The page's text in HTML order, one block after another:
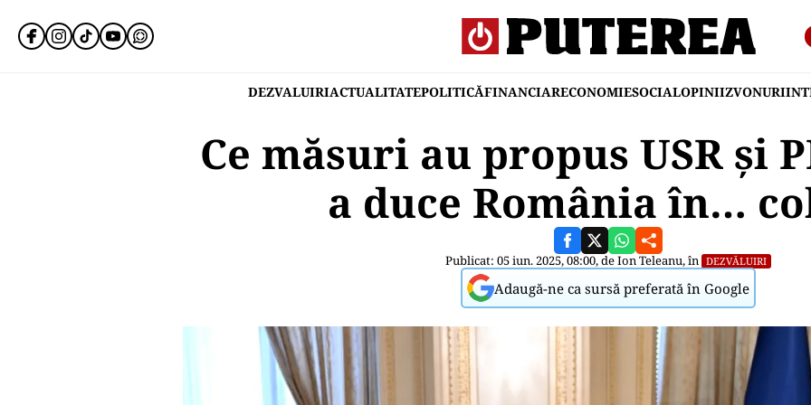
DEZVALUIRIACTUALITATEPOLITICĂFINANCIARECONOMIESOCIALOPINIIZVONURI
Ce măsuri au propus USR și
a duce România în…
Publicat: 05 iun. 2025, 08:00, deIon Teleanu, în DEZVĂLUIRI
Adaugă-ne ca sursă preferată în Google